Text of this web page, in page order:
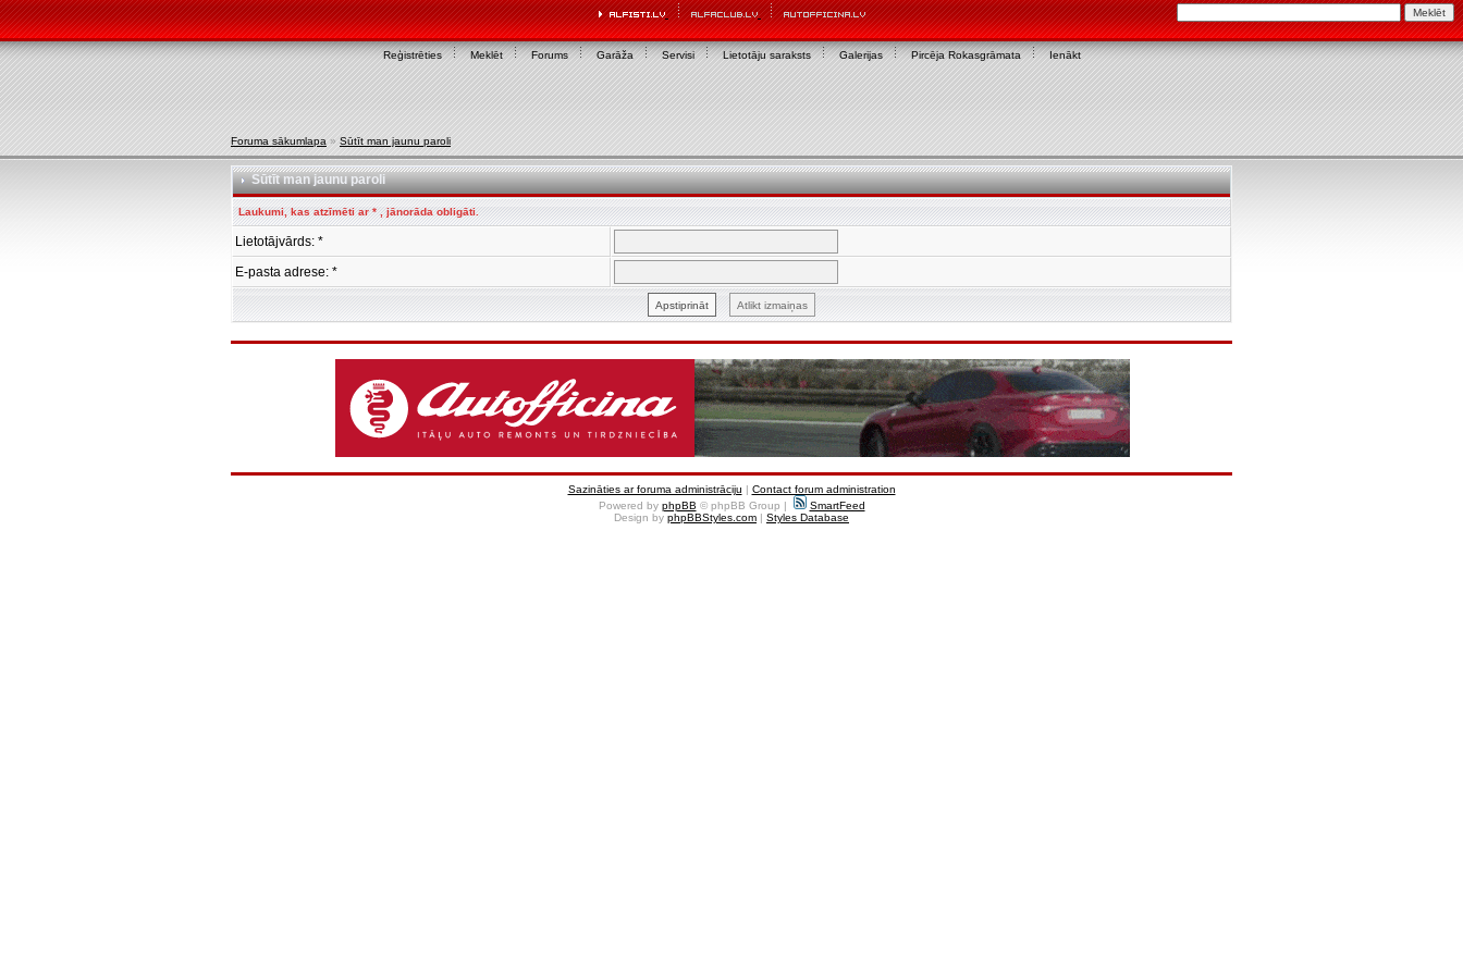
Reģistrēties Meklēt Forums Garāža Servisi Lietotāju saraksts Galerijas Pircēja Rokasgrāmata Ienākt
Foruma sākumlapa » Sūtīt man jaunu paroli
Sūtīt man jaunu paroli
Laukumi, kas atzīmēti ar * , jānorāda obligāti.
Lietotājvārds: *
E-pasta adrese: *
Sazināties ar foruma administrāciju | Contact forum administration
Powered by phpBB © phpBB Group |
SmartFeed
Design by phpBBStyles.com | Styles Database